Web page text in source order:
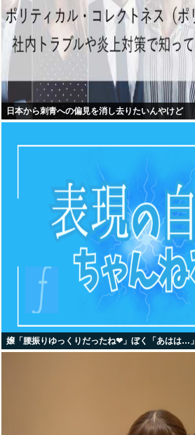
日本から刺青への偏見を消し去りたいんやけど
嬢「腰振りゆっくりだったね❤」ぼく「あはは…」